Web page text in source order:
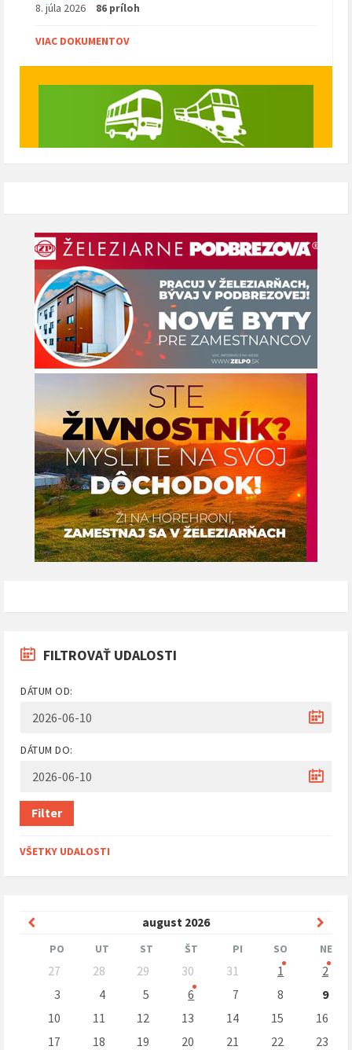
8. júla 2026 86 príloh
VIAC DOKUMENTOV
FILTROVAŤ UDALOSTI
DÁTUM OD:
DÁTUM DO:
Filter
VŠETKY UDALOSTI
august 2026
Predchádzajúci
mesiac
PO UT ST ŠT PI SO NE
Preskočit
kalendárne
27 28 29 30 31 1
2
3
4 5 6 7 8
9
10
11 12 13 14 15
16
17
18 19 20 21 22 23